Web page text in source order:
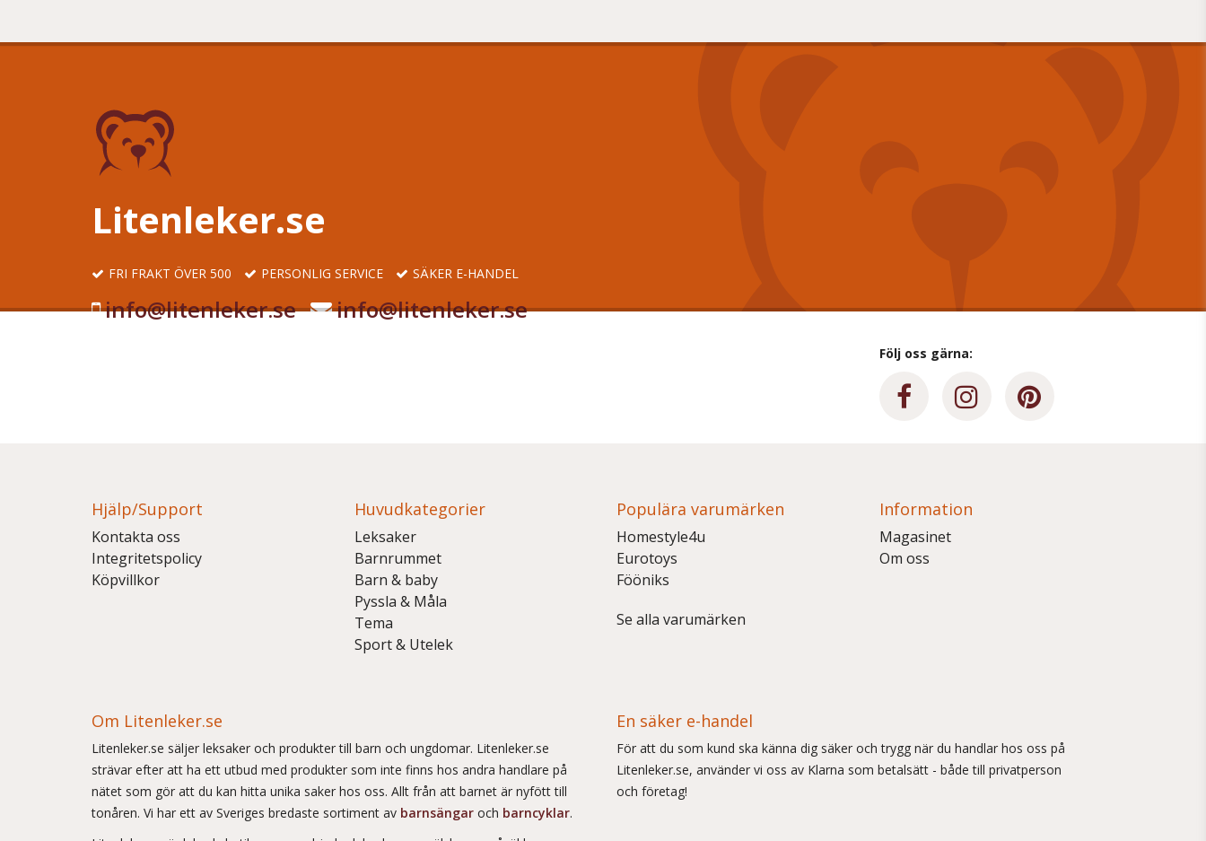
Litenleker.se
FRI FRAKT ÖVER 500 PERSONLIG SERVICE SÄKER E-HANDEL
info@litenleker.se info@litenleker.se
Följ oss gärna:
Hjälp/Support
Kontakta oss
Integritetspolicy
Köpvillkor
Huvudkategorier
Leksaker
Barnrummet
Barn & baby
Pyssla & Måla
Tema
Sport & Utelek
Populära varumärken
Homestyle4u
Eurotoys
Fööniks
Se alla varumärken
Information
Magasinet
Om oss
Om Litenleker.se
Litenleker.se säljer leksaker och produkter till barn och ungdomar. Litenleker.se
strävar efter att ha ett utbud med produkter som inte finns hos andra handlare på
nätet som gör att du kan hitta unika saker hos oss. Allt från att barnet är nyfött till
tonåren. Vi har ett av Sveriges bredaste sortiment av barnsängar och barncyklar.
En säker e-handel
För att du som kund ska känna dig säker och trygg när du handlar hos oss på
Litenleker.se, använder vi oss av Klarna som betalsätt - både till privatperson
och företag!